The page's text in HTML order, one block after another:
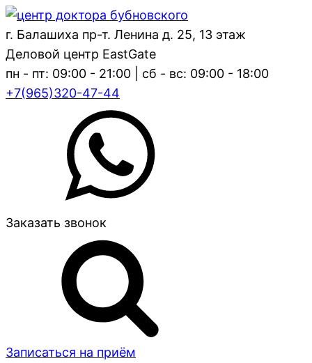
г. Балашиха пр-т. Ленина д. 25, 13 этаж
Деловой центр EastGate
пн - пт: 09:00 - 21:00 | сб - вс: 09:00 - 18:00
+7(965)320-47-44
Заказать звонок
Записаться на приём